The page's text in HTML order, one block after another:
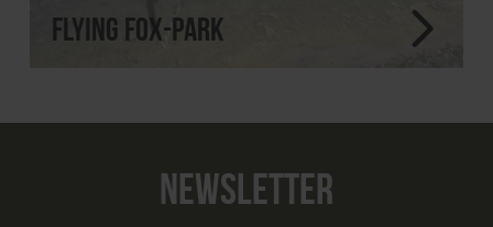
Flying Fox-Park
NEWSLETTER